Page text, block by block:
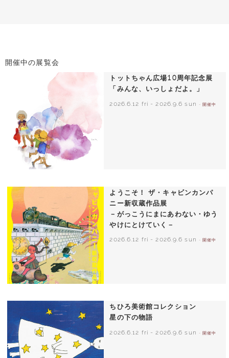
開催中の展覧会
トットちゃん広場10周年記念展
「みんな、いっしょだよ。」
2026.6.12 fri - 2026.9.6 sun - 開催中
ようこそ！ ザ・キャビンカンパ
ニー新収蔵作品展
－がっこうにまにあわない・ゆう
やけにとけていく－
2026.6.12 fri -2026.9.6 sun - 開催中
ちひろ美術館コレクション
星の下の物語
2026.6.12 fri -2026.9.6 sun - 開催中